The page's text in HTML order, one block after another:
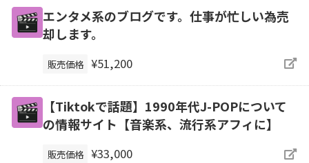
エンタメ系のブログです。仕事が忙しい為売
却します。
販売価格 ¥51,200
【Tiktokで話題】1990年代J-POPについて
の情報サイト【音楽系、流行系アフィに】
販売価格 ¥33,000